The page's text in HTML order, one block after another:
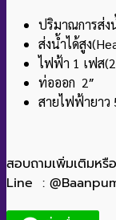
ปริมาณการส่
ส่งน้ำได้สูง
ไฟฟ้า 1 เฟส
ท่อออก 2″
สายไฟฟ้ายาว
สอบถามเพิ่มเติมหรื
Line :